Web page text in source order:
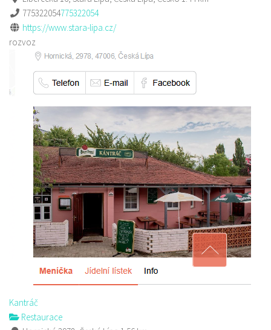
775322054775322054
https://www.stara-lipa.cz/
rozvoz
Kantráč
Restaurace